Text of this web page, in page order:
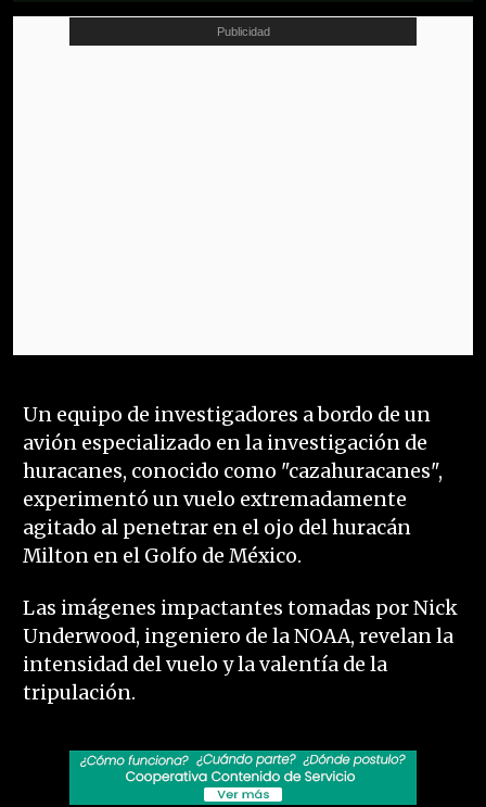
Un equipo de investigadores a bordo de un
avión especializado en la investigación de
huracanes, conocido como "cazahuracanes",
experimentó un vuelo extremadamente
agitado al penetrar en el ojo del huracán
Milton en el Golfo de México.
Las imágenes impactantes tomadas por Nick
Underwood, ingeniero de la NOAA, revelan la
intensidad del vuelo y la valentía de la
tripulación.